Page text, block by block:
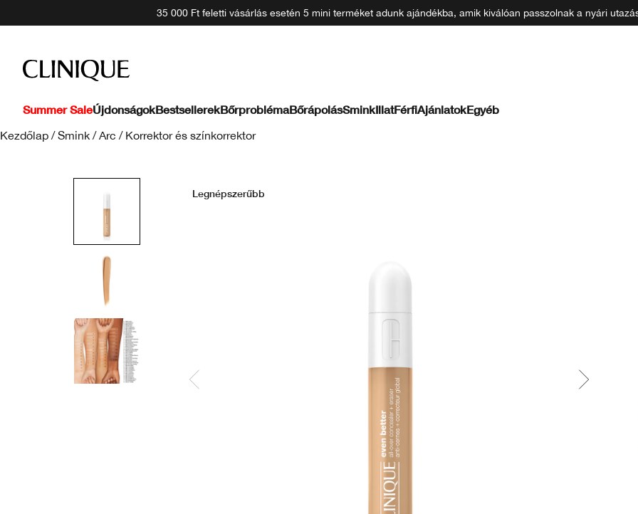
35 000 Ft feletti vásárlás esetén 5 mini terméket adunk ajándékba, amik kiválóan passzolnak a nyári
Summer SaleÚjdonságokBestsellerekBőrproblémaBőrápolásSminkIllatFérfiAjánlatokEgyéb
Kezdőlap / Smink / Arc / Korrektor és színkorrektor
Legnépszerűbb